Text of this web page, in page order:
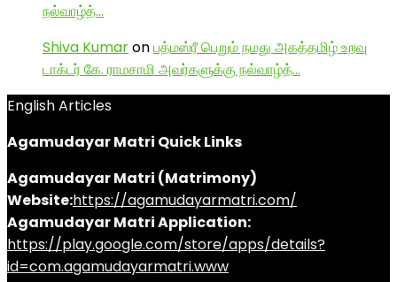
நல்வாழ்த்…
Shiva Kumaronபத்மஸ்ரீ பெறும் நமது அகத்தமிழ் உறவு
டாக்டர் கே. ராமசாமி அவர்களுக்கு நல்வாழ்த்…
English Articles
Agamudayar Matri Quick Links
Agamudayar Matri (Matrimony)
Website:https://agamudayarmatri.com/
Agamudayar Matri Application:
https://play.google.com/store/apps/details?
id=com.agamudayarmatri.www